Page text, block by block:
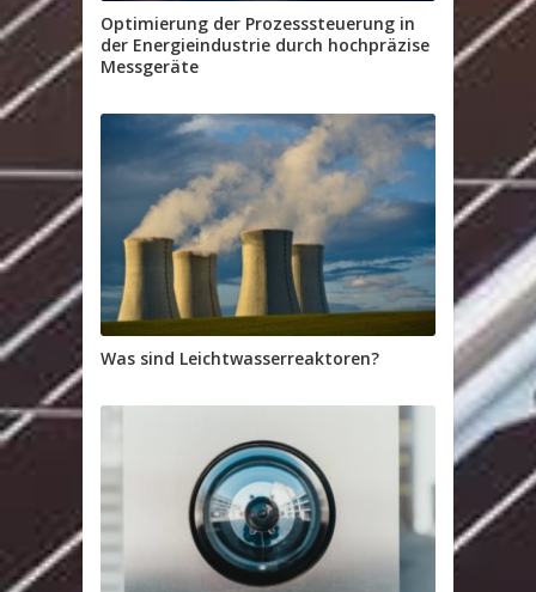
Optimierung der Prozesssteuerung in
der Energieindustrie durch hochpräzise
Messgeräte
Was sind Leichtwasserreaktoren?